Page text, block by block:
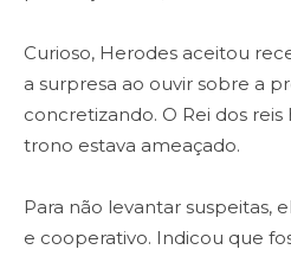
Curioso, Herodes aceitou
a surpresa ao ouvir sobre a
concretizando. O Rei dos reis
trono estava ameaçado.
Para não levantar suspeitas,
e cooperativo. Indicou que